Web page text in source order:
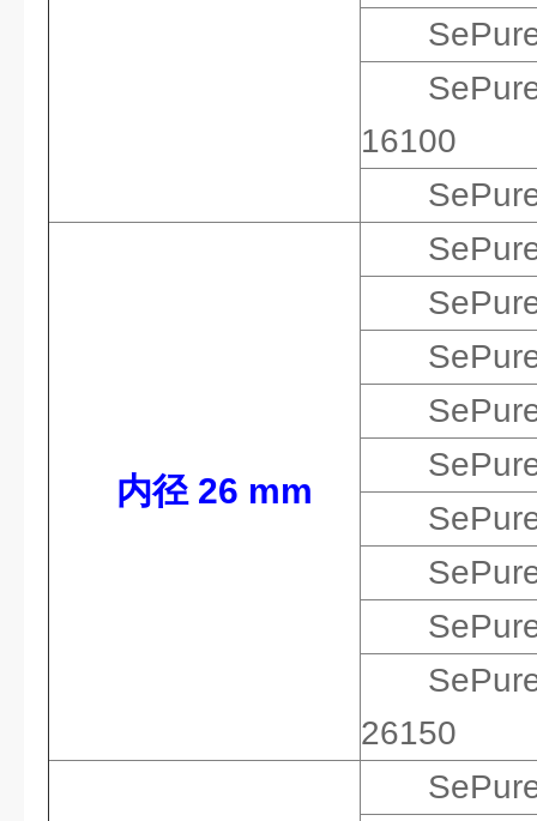
16100
内径 26 mm
26150